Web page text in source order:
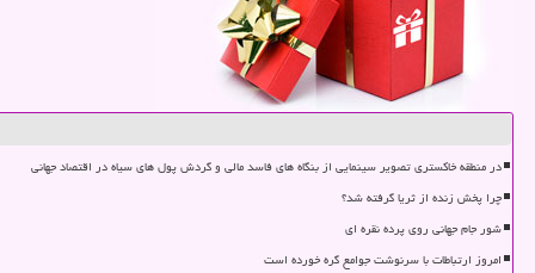
در منطقه خاکستری تصویر سینمایی از بنگاه های فاسد مالی و گردش پول های سیاه در اقتصاد جهانی
چرا پخش زنده از ثریا گرفته شد؟
شور جام جهانی روی پرده نقره ای
امروز ارتباطات با سرنوشت جوامع گره خورده است